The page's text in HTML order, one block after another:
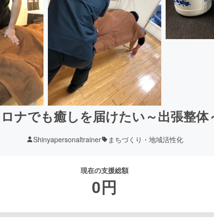
ナでも癒しを届けたい～出張整体
Shinyapersonaltrainer まちづくり・地域活性化
現在の支援総額
0円